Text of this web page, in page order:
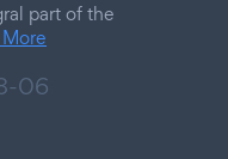
part of the
06